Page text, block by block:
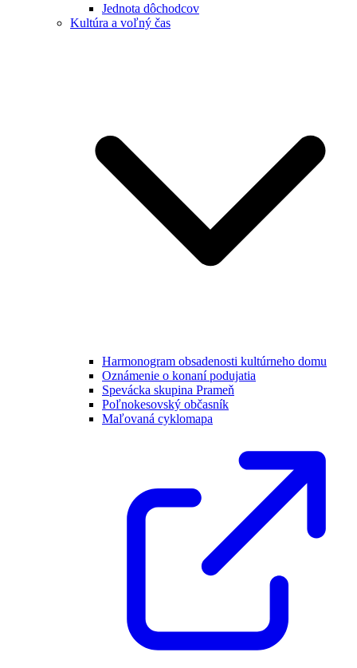
Jednota dôchodcov
Kultúra a voľný čas
Harmonogram obsadenosti kultúrneho domu
Oznámenie o konaní podujatia
Spevácka skupina Prameň
Poľnokesovský občasník
Maľovaná cyklomapa